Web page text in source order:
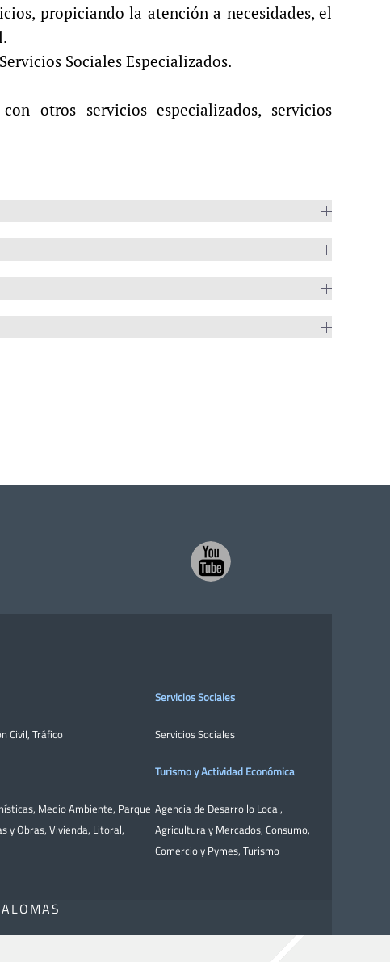
propiciando la atención a necesidades, el
Sociales Especializados.
otros servicios especializados, servicios
Civil, Tráfico
, Medio Ambiente, Parque
y Obras, Vivienda, Litoral,
Servicios Sociales
Servicios Sociales
Turismo y Actividad Económica
Agencia de Desarrollo Local,
Agricultura y Mercados, Consumo,
Comercio y Pymes, Turismo